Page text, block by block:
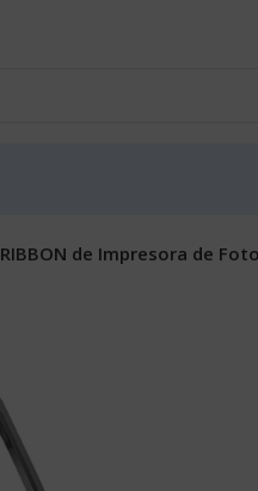
RIBBON de Impresora de